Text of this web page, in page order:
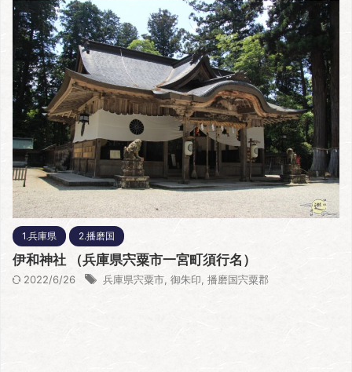
1.兵庫県 2.播磨国
伊和神社 （兵庫県宍粟市一宮町須行名）
2022/6/26 兵庫県宍粟市, 御朱印, 播磨国宍粟郡